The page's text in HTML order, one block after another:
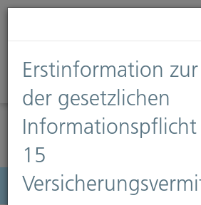
Diese Webseite verwendet
Informationen finden Sie auf
Diese Nachricht nicht
Menü
Erstinformation
der gesetzlichen
Informationspflicht
15